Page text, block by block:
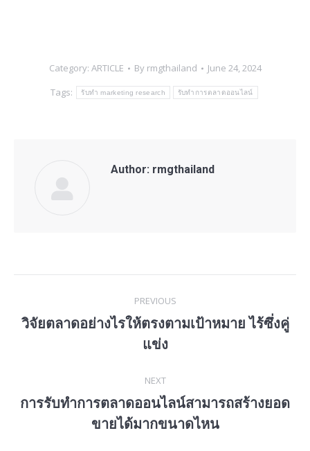
Category: ARTICLE By rmgthailand
June 24, 2024
Tags:
รับทำ marketing research รับทำการตลาดออนไลน์
Author: rmgthailand
navigation
PREVIOUS
Previous
post:
วิจัยตลาดอย่างไรให้ตรงตามเป้าหมาย ไร้ซึ่งคู่
แข่ง
NEXT
Next
post:
การรับทำการตลาดออนไลน์สามารถสร้างยอด
ขายได้มากขนาดไหน